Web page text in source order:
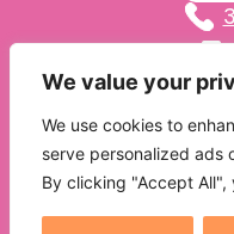
We value your
We use cookies to
serve personalized ads
By clicking "Accept All",
365GiorniAlFemminile –
P. IVA
L’Associazione ha posto in essere
“Regolamento Europeo in